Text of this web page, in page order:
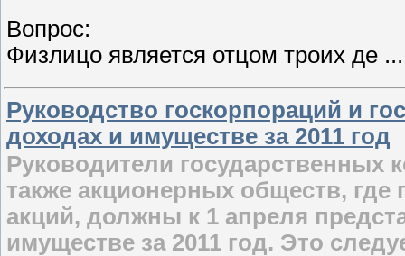
Вопрос:
Физлицо является отцом троих де
Руководство госкорпораций и
доходах и имуществе за 2011 год
Руководители государственных
также акционерных обществ,
акций, должны к 1 апреля
имуществе за 2011 год. Это